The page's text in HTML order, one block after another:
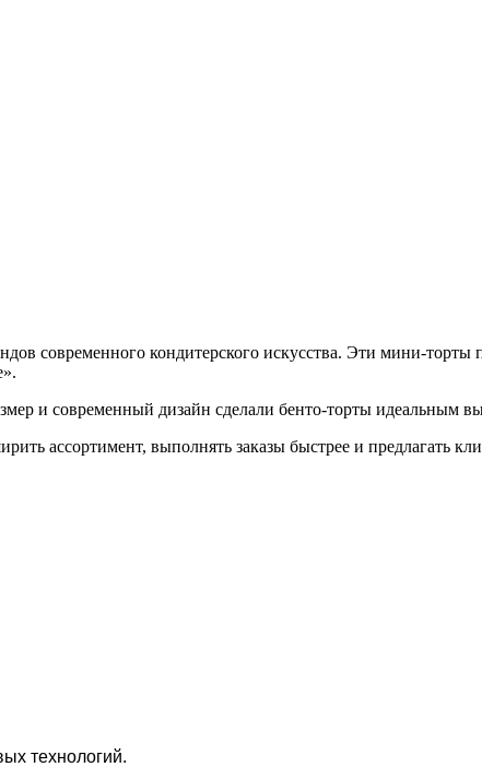
современного кондитерского искусства. Эти мини-
и современный дизайн сделали бенто-торты идеальным
ассортимент, выполнять заказы быстрее и предлагать
технологий.